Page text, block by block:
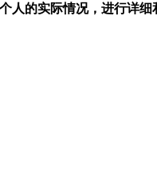
的实际情况，进行详